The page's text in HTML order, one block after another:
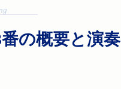
の概要と演奏